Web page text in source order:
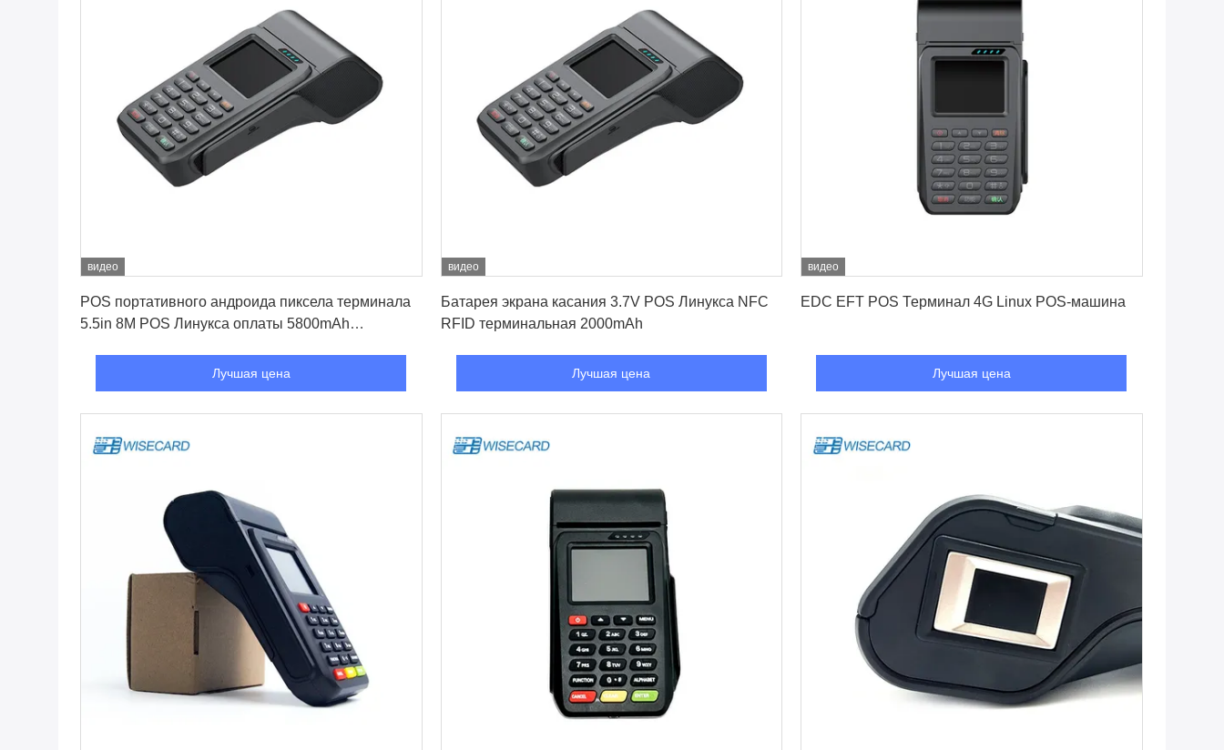
видео
POS портативного андроида пиксела терминала
5.5in 8M POS Линукса оплаты 5800mAh
Лучшая цена
видео
Батарея экрана касания 3.7V POS Линукса NFC
RFID терминальная 2000mAh
Лучшая цена
видео
EDC EFT POS Терминал 4G Linux POS-машина
Лучшая цена